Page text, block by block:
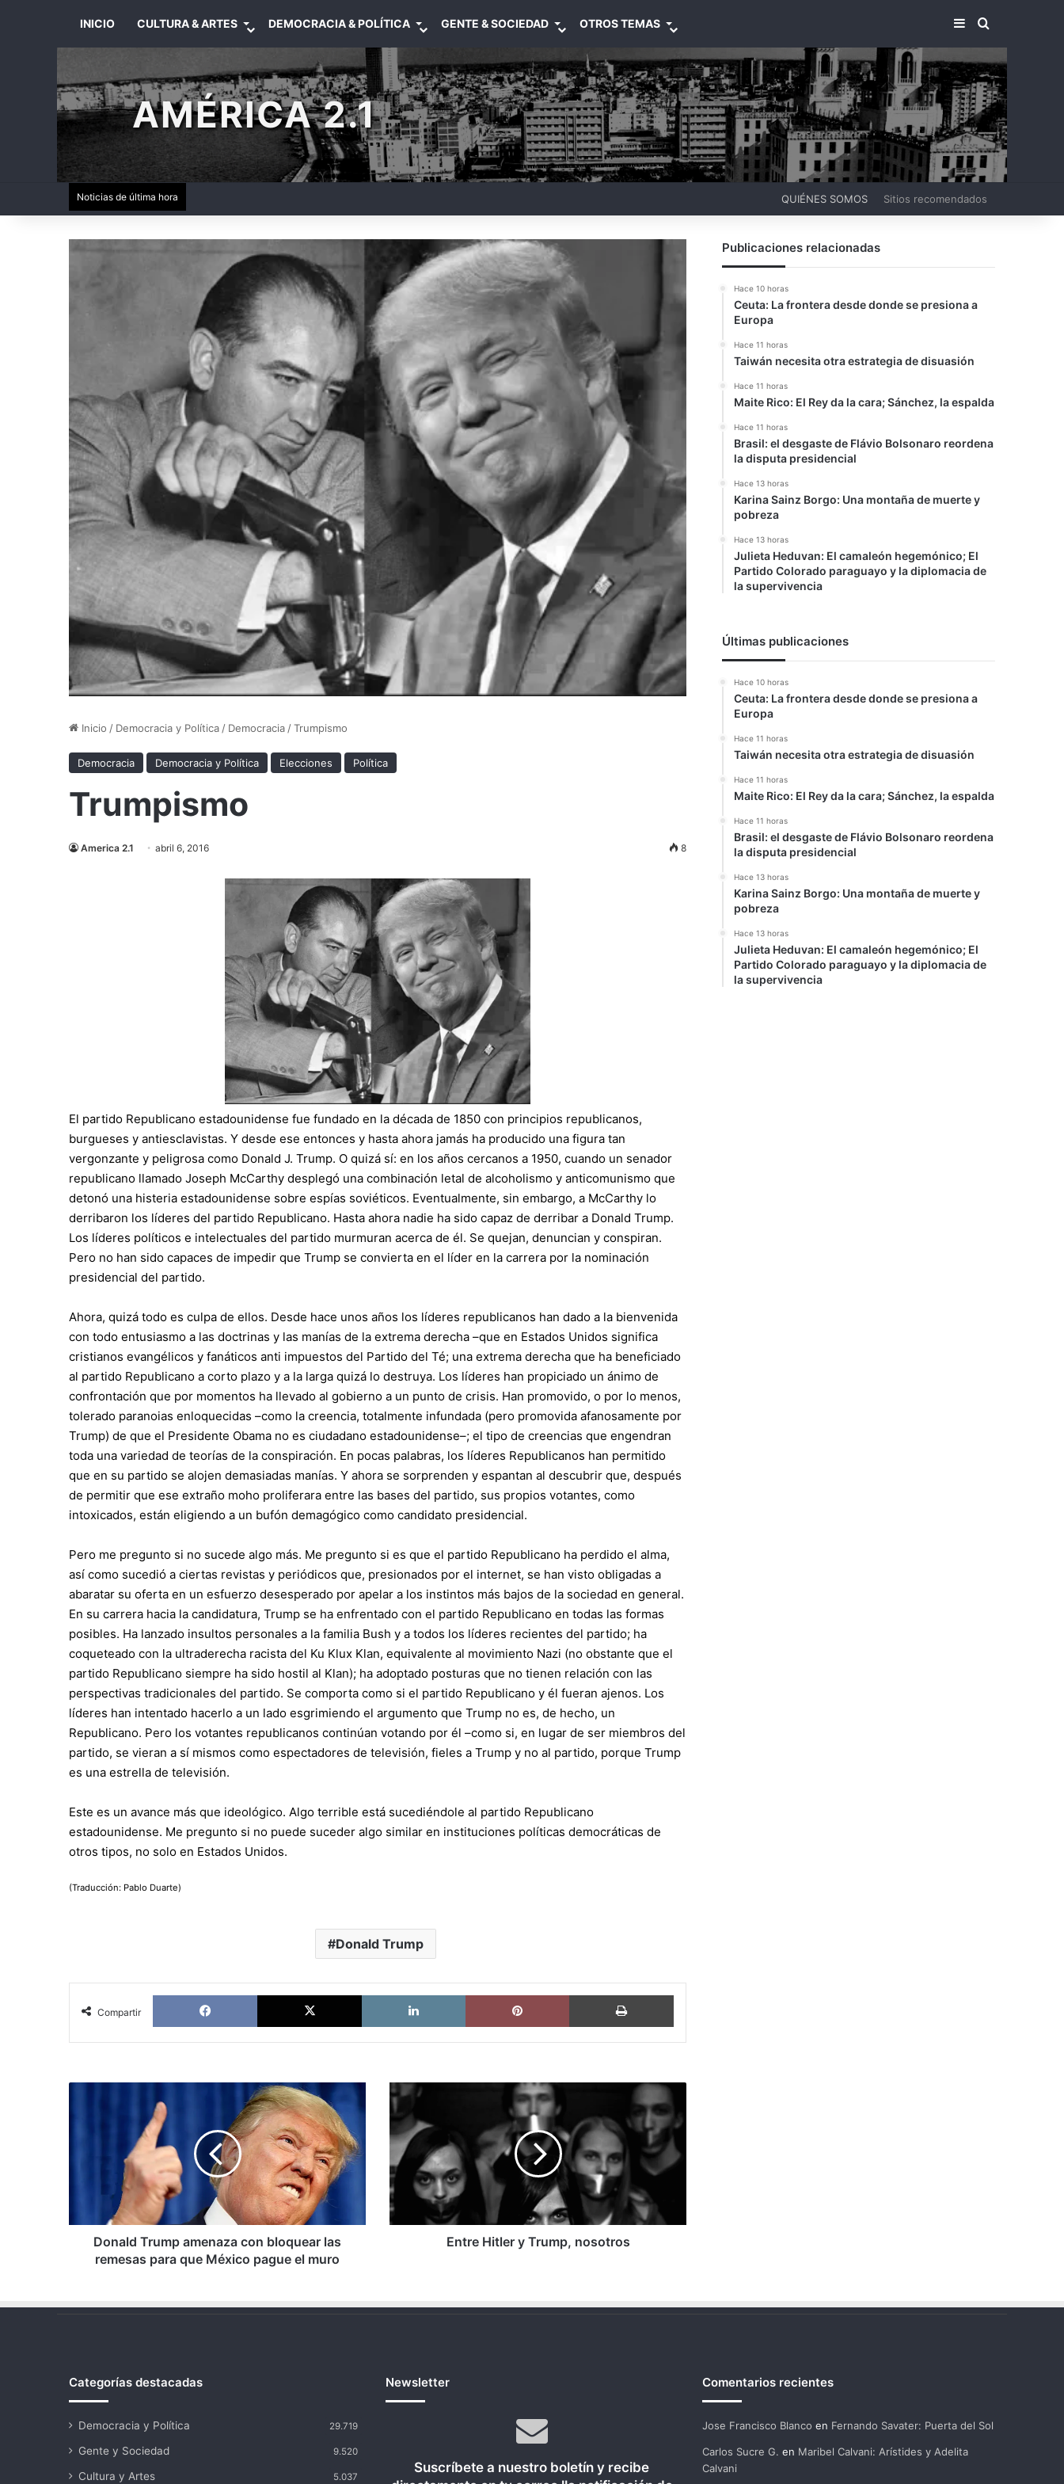
INICIO CULTURA & ARTES DEMOCRACIA & POLÍTICA GENTE & SOCIEDAD OTROS TEMAS BARRA LATERAL
BUSCAR
AMÉRICA 2.1
Noticias de última hora QUIÉNES SOMOS Sitios recomendados
Inicio / Democracia y Política / Democracia /Trumpismo
Democracia Democracia y Política Elecciones Política
Trumpismo
America 2.1 abril 6, 2016 8
El partido Republicano estadounidense fue fundado en la década de 1850 con principios republicanos,
burgueses y antiesclavistas. Y desde ese entonces y hasta ahora jamás ha producido una figura tan
vergonzante y peligrosa como Donald J. Trump. O quizá sí: en los años cercanos a 1950, cuando un senador
republicano llamado Joseph McCarthy desplegó una combinación letal de alcoholismo y anticomunismo que
detonó una histeria estadounidense sobre espías soviéticos. Eventualmente, sin embargo, a McCarthy lo
derribaron los líderes del partido Republicano. Hasta ahora nadie ha sido capaz de derribar a Donald Trump.
Los líderes políticos e intelectuales del partido murmuran acerca de él. Se quejan, denuncian y conspiran.
Pero no han sido capaces de impedir que Trump se convierta en el líder en la carrera por la nominación
presidencial del partido.
Ahora, quizá todo es culpa de ellos. Desde hace unos años los líderes republicanos han dado a la bienvenida
con todo entusiasmo a las doctrinas y las manías de la extrema derecha –que en Estados Unidos significa
cristianos evangélicos y fanáticos anti impuestos del Partido del Té; una extrema derecha que ha beneficiado
al partido Republicano a corto plazo y a la larga quizá lo destruya. Los líderes han propiciado un ánimo de
confrontación que por momentos ha llevado al gobierno a un punto de crisis. Han promovido, o por lo menos,
tolerado paranoias enloquecidas –como la creencia, totalmente infundada (pero promovida afanosamente por
Trump) de que el Presidente Obama no es ciudadano estadounidense–; el tipo de creencias que engendran
toda una variedad de teorías de la conspiración. En pocas palabras, los líderes Republicanos han permitido
que en su partido se alojen demasiadas manías. Y ahora se sorprenden y espantan al descubrir que, después
de permitir que ese extraño moho proliferara entre las bases del partido, sus propios votantes, como
intoxicados, están eligiendo a un bufón demagógico como candidato presidencial.
Pero me pregunto si no sucede algo más. Me pregunto si es que el partido Republicano ha perdido el alma,
así como sucedió a ciertas revistas y periódicos que, presionados por el internet, se han visto obligadas a
abaratar su oferta en un esfuerzo desesperado por apelar a los instintos más bajos de la sociedad en general.
En su carrera hacia la candidatura, Trump se ha enfrentado con el partido Republicano en todas las formas
posibles. Ha lanzado insultos personales a la familia Bush y a todos los líderes recientes del partido; ha
coqueteado con la ultraderecha racista del Ku Klux Klan, equivalente al movimiento Nazi (no obstante que el
partido Republicano siempre ha sido hostil al Klan); ha adoptado posturas que no tienen relación con las
perspectivas tradicionales del partido. Se comporta como si el partido Republicano y él fueran ajenos. Los
líderes han intentado hacerlo a un lado esgrimiendo el argumento que Trump no es, de hecho, un
Republicano. Pero los votantes republicanos continúan votando por él –como si, en lugar de ser miembros del
partido, se vieran a sí mismos como espectadores de televisión, fieles a Trump y no al partido, porque Trump
es una estrella de televisión.
Este es un avance más que ideológico. Algo terrible está sucediéndole al partido Republicano
estadounidense. Me pregunto si no puede suceder algo similar en instituciones políticas democráticas de
otros tipos, no solo en Estados Unidos.
(Traducción: Pablo Duarte)
Donald Trump
Compartir
Facebook X LinkedIn Pinterest Imprimir
que
México
pague
Donald Trump amenaza con bloquear las
remesas para que México pague el muro
Entre
Hitler
y
Trump,
nosotros
Entre Hitler y Trump, nosotros
Publicaciones relacionadas
Hace 10 horas
Ceuta: La frontera desde donde se presiona a
Europa
Hace 11 horas
Taiwán necesita otra estrategia de disuasión
Hace 11 horas
Maite Rico: El Rey da la cara; Sánchez, la espalda
Hace 11 horas
Brasil: el desgaste de Flávio Bolsonaro reordena
la disputa presidencial
Hace 13 horas
Karina Sainz Borgo: Una montaña de muerte y
pobreza
Hace 13 horas
Julieta Heduvan: El camaleón hegemónico; El
Partido Colorado paraguayo y la diplomacia de
la supervivencia
Últimas publicaciones
Hace 10 horas
Ceuta: La frontera desde donde se presiona a
Europa
Hace 11 horas
Taiwán necesita otra estrategia de disuasión
Hace 11 horas
Maite Rico: El Rey da la cara; Sánchez, la espalda
Hace 11 horas
Brasil: el desgaste de Flávio Bolsonaro reordena
la disputa presidencial
Hace 13 horas
Karina Sainz Borgo: Una montaña de muerte y
pobreza
Hace 13 horas
Julieta Heduvan: El camaleón hegemónico; El
Partido Colorado paraguayo y la diplomacia de
la supervivencia
Categorías destacadas
Democracia y Política 29.719
Gente y Sociedad 9.520
Cultura y Artes 5.037
Newsletter
Suscríbete a nuestro boletín y recibe
Comentarios recientes
Jose Francisco Blanco en Fernando Savater: Puerta del Sol
Carlos Sucre G. en Maribel Calvani: Arístides y Adelita
Calvani